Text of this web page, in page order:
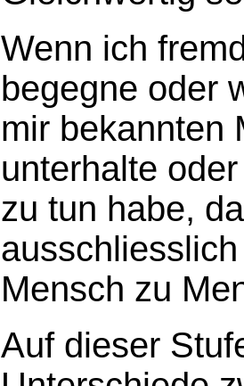
Wenn ich
begegne oder
mir bekannten
unterhalte
zu tun habe,
Mensch zu
Auf dieser